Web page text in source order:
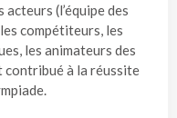
(l’équipe des
compétiteurs, les
les animateurs des
à la réussite